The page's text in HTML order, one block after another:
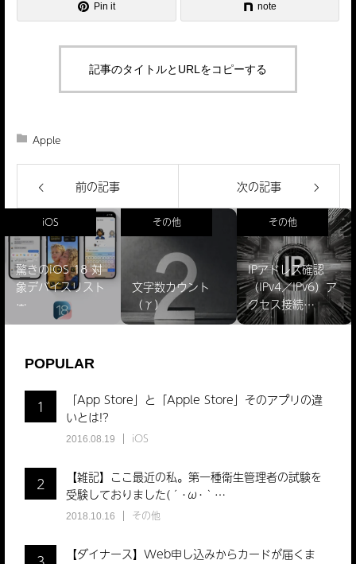
Pin it note
記事のタイトルとURLをコピーする
Apple
前の記事 次の記事
iOS
驚きのiOS 18 対
象デバイスリスト
̵…
その他
文字数カウント
（γ）
その他
IPアドレス確認
（IPv4／IPv6）ア
クセス接続…
POPULAR
1
「App Store」と「Apple Store」そのアプリの違
いとは!?
2016.08.19 iOS
2
【雑記】ここ最近の私。第一種衛生管理者の試験を
受験しておりました(´･ω･｀…
2018.10.16 その他
【ダイナース】Web申し込みからカードが届くま